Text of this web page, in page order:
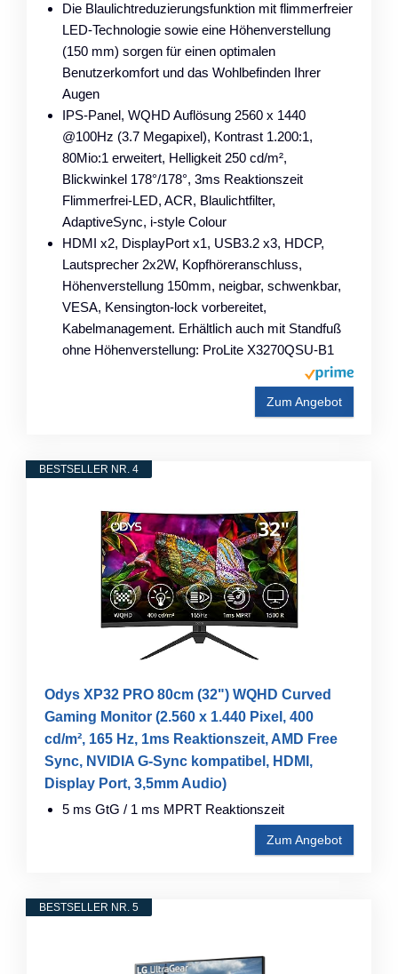
Die Blaulichtreduzierungsfunktion mit flimmerfreier
LED-Technologie sowie eine Höhenverstellung
(150 mm) sorgen für einen optimalen
Benutzerkomfort und das Wohlbefinden Ihrer
Augen
IPS-Panel, WQHD Auflösung 2560 x 1440
@100Hz (3.7 Megapixel), Kontrast 1.200:1,
80Mio:1 erweitert, Helligkeit 250 cd/m²,
Blickwinkel 178°/178°, 3ms Reaktionszeit
Flimmerfrei-LED, ACR, Blaulichtfilter,
AdaptiveSync, i-style Colour
HDMI x2, DisplayPort x1, USB3.2 x3, HDCP,
Lautsprecher 2x2W, Kopfhöreranschluss,
Höhenverstellung 150mm, neigbar, schwenkbar,
VESA, Kensington-lock vorbereitet,
Kabelmanagement. Erhältlich auch mit Standfuß
ohne Höhenverstellung: ProLite X3270QSU-B1
Zum Angebot
BESTSELLER NR. 4
Odys XP32 PRO 80cm (32") WQHD Curved
Gaming Monitor (2.560 x 1.440 Pixel, 400
cd/m², 165 Hz, 1ms Reaktionszeit, AMD Free
Sync, NVIDIA G-Sync kompatibel, HDMI,
Display Port, 3,5mm Audio)
5 ms GtG / 1 ms MPRT Reaktionszeit
Zum Angebot
BESTSELLER NR. 5